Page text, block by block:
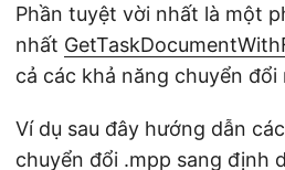
Phần tuyệt vời nhất là một
nhất
cả các khả năng chuyển đổi
Ví dụ sau đây hướng dẫn
chuyển đổi .mpp sang định